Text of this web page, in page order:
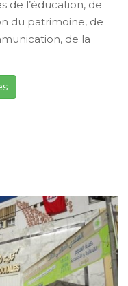
de l’éducation, de
du patrimoine, de
de la